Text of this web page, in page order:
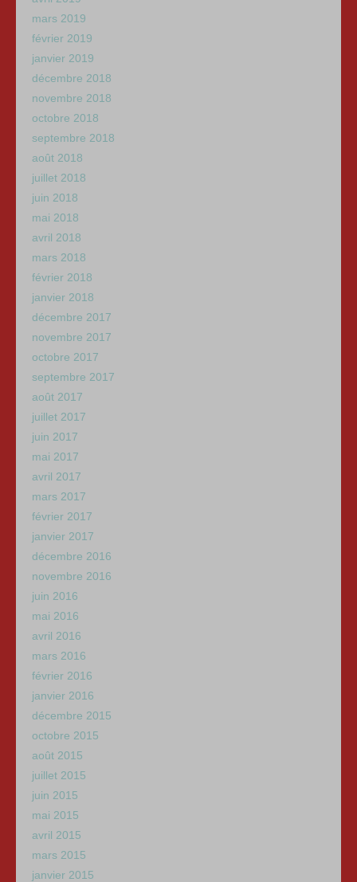
mars 2019
février 2019
janvier 2019
décembre 2018
novembre 2018
octobre 2018
septembre 2018
août 2018
juillet 2018
juin 2018
mai 2018
avril 2018
mars 2018
février 2018
janvier 2018
décembre 2017
novembre 2017
octobre 2017
septembre 2017
août 2017
juillet 2017
juin 2017
mai 2017
avril 2017
mars 2017
février 2017
janvier 2017
décembre 2016
novembre 2016
juin 2016
mai 2016
avril 2016
mars 2016
février 2016
janvier 2016
décembre 2015
octobre 2015
août 2015
juillet 2015
juin 2015
mai 2015
avril 2015
mars 2015
janvier 2015